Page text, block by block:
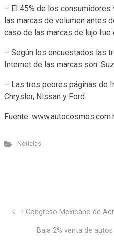
– El 45% de los
las marcas de volumen antes
caso de las marcas de lujo fue
– Según los encuestados las
Internet de las marcas son:
– Las tres peores páginas de
Chrysler, Nissan y Ford.
Fuente:
Noticias
I Congreso Mexicano de
Baja 2% venta de